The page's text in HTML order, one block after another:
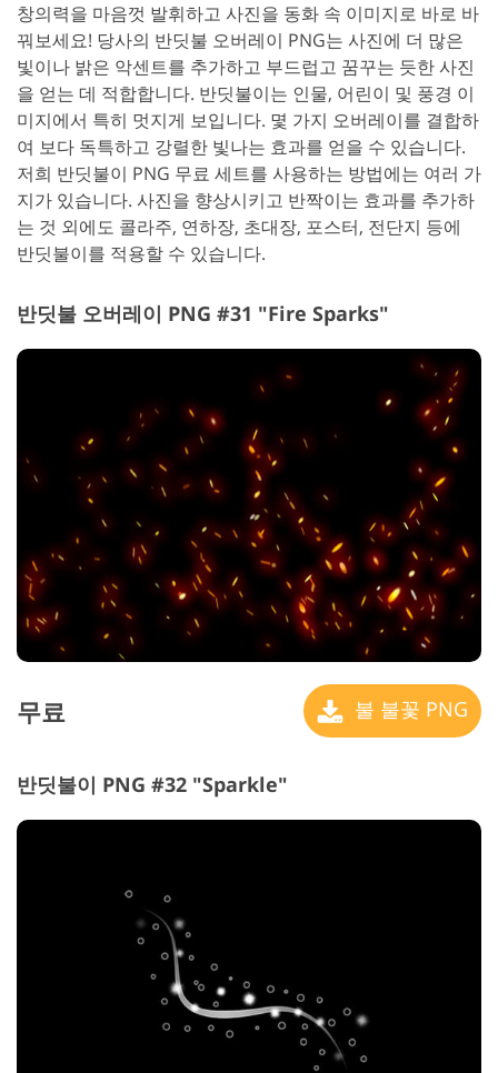
창의력을 마음껏 발휘하고 사진을 동화 속 이미지로 바로 바
꿔보세요! 당사의 반딧불 오버레이 PNG는 사진에 더 많은
빛이나 밝은 악센트를 추가하고 부드럽고 꿈꾸는 듯한 사진
을 얻는 데 적합합니다. 반딧불이는 인물, 어린이 및 풍경 이
미지에서 특히 멋지게 보입니다. 몇 가지 오버레이를 결합하
여 보다 독특하고 강렬한 빛나는 효과를 얻을 수 있습니다.
저희 반딧불이 PNG 무료 세트를 사용하는 방법에는 여러 가
지가 있습니다. 사진을 향상시키고 반짝이는 효과를 추가하
는 것 외에도 콜라주, 연하장, 초대장, 포스터, 전단지 등에
반딧불이를 적용할 수 있습니다.
반딧불 오버레이 PNG #31 "Fire Sparks"
무료 불 불꽃 PNG
반딧불이 PNG #32 "Sparkle"